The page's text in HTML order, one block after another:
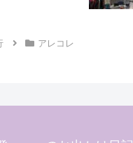
アレコレ